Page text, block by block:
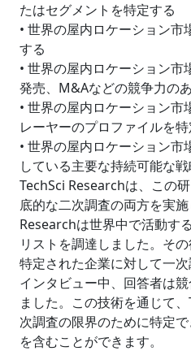
たはセグメントを特定する
• 世界の屋内ロケーション
する
• 世界の屋内ロケーション
発売、M&Aなどの競争力の
• 世界の屋内ロケーション
レーヤーのプロファイルを
• 世界の屋内ロケーション
している主要な持続可能な
TechSci Researchは、この
底的な二次調査の両方を実
Researchは世界中で活動す
リストを調達しました。そ
特定された企業に対して一次
インタビュー中、回答者は
ました。この技術を通じて
次調査の限界のために特定
を含むことができます。